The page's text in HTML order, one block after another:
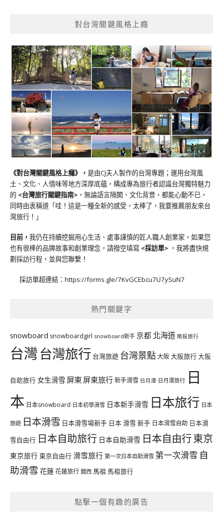
對台灣關鍵風格上癮
《對台灣關鍵風格上癮》 ， 是由CJ夫人製作的台灣專題；運用台灣風
土、文化、人情味等地方深厚底蘊，構成專為旅行者認識台灣獨特魅力
的 <台灣旅行關鍵指南> ，無論語言隔閡、文化背景，都能心動不已，
同時由衷稱道「哇！這是一種全新的感受，太棒了，我要推薦朋友來台
灣旅行！」
目前， 我仍在持續挖掘用心生活、處事謹慎的匠人職人創業家，如果您
也有很棒的品牌故事和創業理念，請撥空填寫 <採訪單> ，我將盡快規
劃採訪行程，並與您聯繫！
採訪單超連結： https://forms.gle/7KvGCEbcu7U7ySuN7
熱門關鍵字
snowboard snowboardgirl snowboard新手 京都 北海道 南投旅行
台灣台灣旅行 台灣旅遊 台灣景點大阪大阪旅行大阪
自助旅行 女生滑雪 屏東 屏東旅行新手滑雪 日月潭 日月潭旅行 日
本 日本snowboard 日本初學滑雪 日本新手滑雪 日本旅行 日本
旅遊 日本滑雪 日本滑雪場新手 日本 滑雪 新手 日本滑雪自助 日本滑
雪自由行 日本自助旅行 日本自助滑雪 日本自由行東京
東京旅行 東京自由行 滑雪旅行 第一次日本自助滑雪 第一次滑雪 自
助滑雪 花蓮花蓮旅行 關西 馬祖 馬祖旅行
點擊一個有趣的廣告